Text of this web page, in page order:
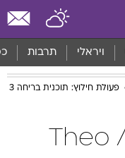
ויראלי תרבות
פעולת חילוץ: תוכנית בריחה 3
תיאו ואן דה סאנד / Theo